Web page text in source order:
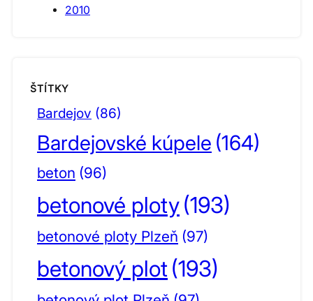
2010
ŠTÍTKY
Bardejov (86)
Bardejovské kúpele (164)
beton (96)
betonové ploty(193)
betonové ploty Plzeň (97)
betonový plot (193)